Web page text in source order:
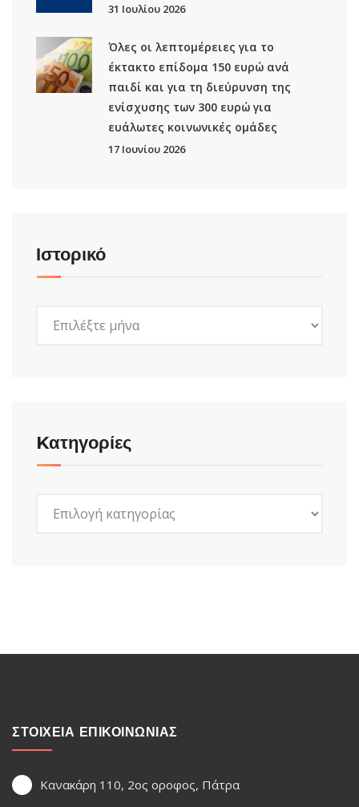
31 Ιουλίου 2026
Όλες οι λεπτομέρειες για το
έκτακτο επίδομα 150 ευρώ ανά
παιδί και για τη διεύρυνση της
ενίσχυσης των 300 ευρώ για
ευάλωτες κοινωνικές ομάδες
17 Ιουνίου 2026
Ιστορικό
Kατηγορίες
ΣΤΟΙΧΕΙΑ ΕΠΙΚΟΙΝΩΝΙΑΣ
Κανακάρη 110, 2ος οροφος, Πάτρα